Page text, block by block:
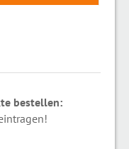
bestellen: